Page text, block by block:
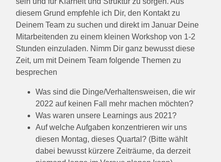
diesem Grund empfehle ich Dir, den Kontakt zu
Deinem Team zu suchen und direkt im Januar Deine
Mitarbeitenden zu einem kleinen Workshop von 1-2
Stunden einzuladen. Nimm Dir ganz bewusst diese
Zeit, um mit Deinem Team folgende Themen zu
besprechen
Was sind die Dinge/Verhaltensweisen, die wir
2022 auf keinen Fall mehr machen möchten?
Was waren unsere Learnings aus 2021?
Auf welche Aufgaben konzentrieren wir uns
diesen Montag, dieses Quartal? (Bitte wählt
dabei bewusst kürzere Zeiträume, da derzeit